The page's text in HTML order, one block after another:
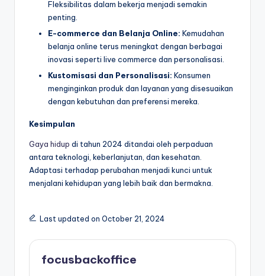
Fleksibilitas dalam bekerja menjadi semakin
penting.
E-commerce dan Belanja Online: Kemudahan
belanja online terus meningkat dengan berbagai
inovasi seperti live commerce dan personalisasi.
Kustomisasi dan Personalisasi: Konsumen
menginginkan produk dan layanan yang disesuaikan
dengan kebutuhan dan preferensi mereka.
Kesimpulan
Gaya hidup di tahun 2024 ditandai oleh perpaduan
antara teknologi, keberlanjutan, dan kesehatan.
Adaptasi terhadap perubahan menjadi kunci untuk
menjalani kehidupan yang lebih baik dan bermakna.
Last updated on October 21, 2024
focusbackoffice